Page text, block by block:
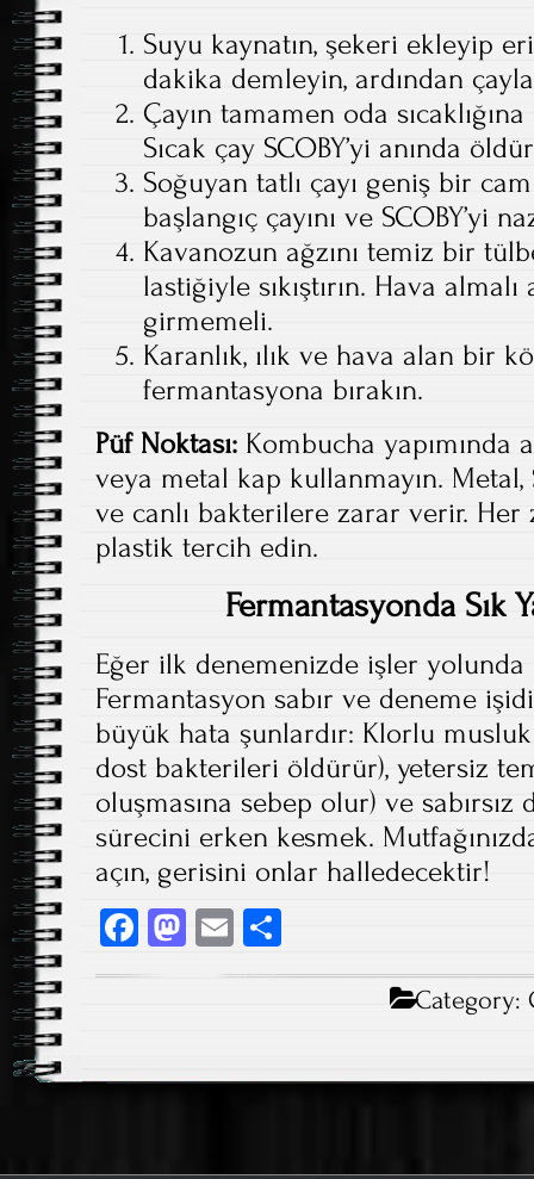
Suyu kaynatın, şekeri ekleyip
dakika demleyin, ardından
Çayın tamamen oda
Sıcak çay SCOBY’yi anında
Soğuyan tatlı çayı geniş bir
başlangıç çayını ve SCOBY’yi
Kavanozun ağzını temiz bir
lastiğiyle sıkıştırın. Hava
girmemeli.
Karanlık, ılık ve hava alan bir
fermantasyona bırakın.
Püf Noktası: Kombucha yapımında
veya metal kap kullanmayın. Metal,
ve canlı bakterilere zarar verir. Her
plastik tercih edin.
Fermantasyonda Sık
Eğer ilk denemenizde işler
Fermantasyon sabır ve deneme
büyük hata şunlardır: Klorlu
dost bakterileri öldürür), yetersiz
oluşmasına sebep olur) ve
sürecini erken kesmek.
açın, gerisini onlar halledecektir!
Fa
ce
ok
M
o
E
m ha
Category: